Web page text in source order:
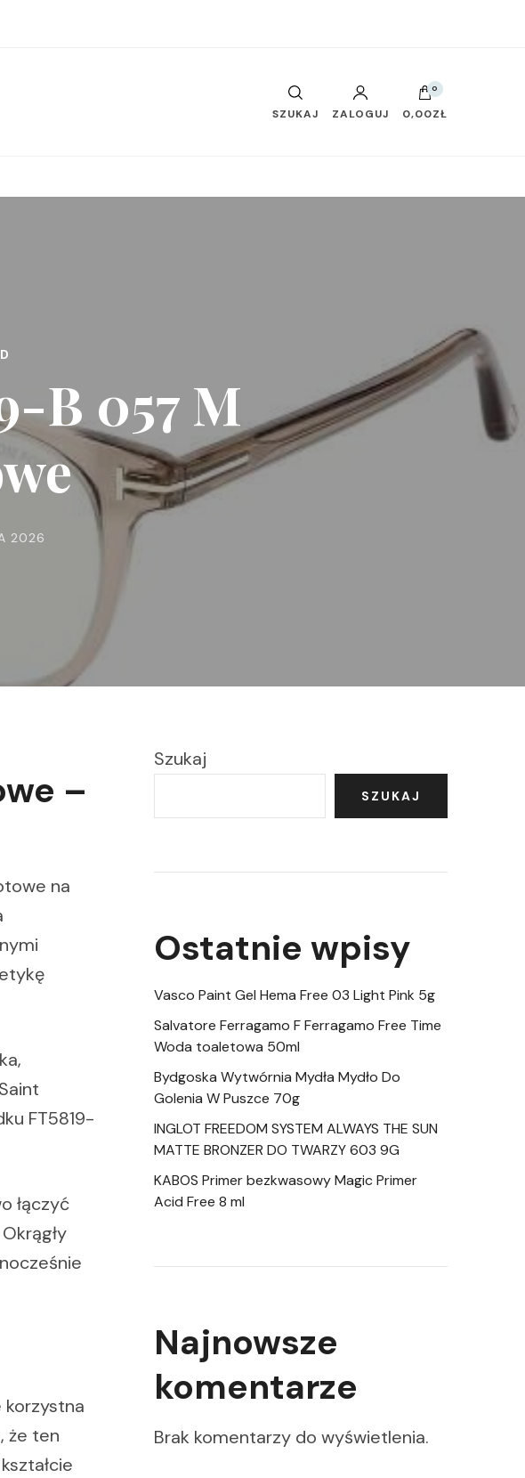
SZUKAJ ZALOGUJ
0
0,00ZŁ
B 057 M
2026
–
na
FT5819-
łączyć
że ten
Szukaj
SZUKAJ
Ostatnie wpisy
Vasco Paint Gel Hema Free 03 Light Pink 5g
Salvatore Ferragamo F Ferragamo Free Time
Woda toaletowa 50ml
Bydgoska Wytwórnia Mydła Mydło Do
Golenia W Puszce 70g
INGLOT FREEDOM SYSTEM ALWAYS THE SUN
MATTE BRONZER DO TWARZY 603 9G
KABOS Primer bezkwasowy Magic Primer
Acid Free 8 ml
Najnowsze
komentarze
Brak komentarzy do wyświetlenia.